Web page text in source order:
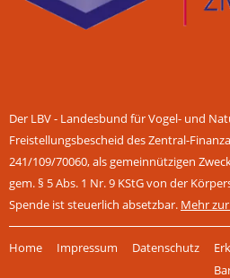
Der LBV - Landesbund für Vogel- und
Freistellungsbescheid des Zentral-
241/109/70060, als gemeinnützigen
gem. § 5 Abs. 1 Nr. 9 KStG von der
Spende ist steuerlich absetzbar. Mehr
überspringen
Home Impressum Datenschutz